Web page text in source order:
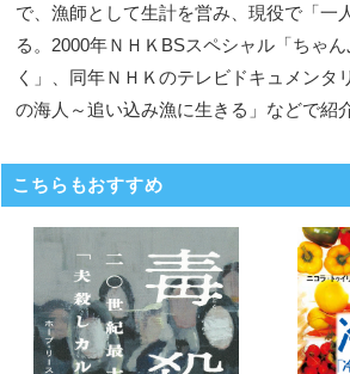
で、漁師として生計を営み、現役で「一
る。2000年ＮＨＫBSスペシャル「ちゃ
く」、同年ＮＨＫのテレビドキュメンタ
の海人～追い込み漁に生きる」などで紹
こちらもおすすめ